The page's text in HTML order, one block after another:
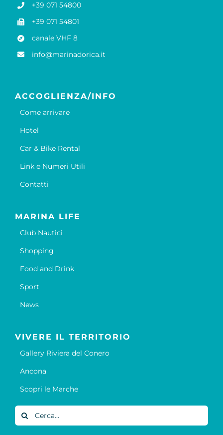
+39 071 54800
+39 071 54801
canale VHF 8
info@marinadorica.it
ACCOGLIENZA/INFO
Come arrivare
Hotel
Car & Bike Rental
Link e Numeri Utili
Contatti
MARINA LIFE
Club Nautici
Shopping
Food and Drink
Sport
News
VIVERE IL TERRITORIO
Gallery Riviera del Conero
Ancona
Scopri le Marche
Cerca
per: